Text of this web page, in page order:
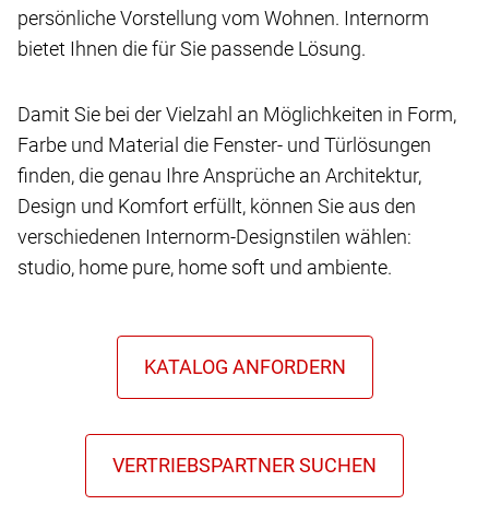
persönliche Vorstellung vom Wohnen. Internorm
bietet Ihnen die für Sie passende Lösung.
Damit Sie bei der Vielzahl an Möglichkeiten in Form,
Farbe und Material die Fenster- und Türlösungen
finden, die genau Ihre Ansprüche an Architektur,
Design und Komfort erfüllt, können Sie aus den
verschiedenen Internorm-Designstilen wählen:
studio, home pure, home soft und ambiente.